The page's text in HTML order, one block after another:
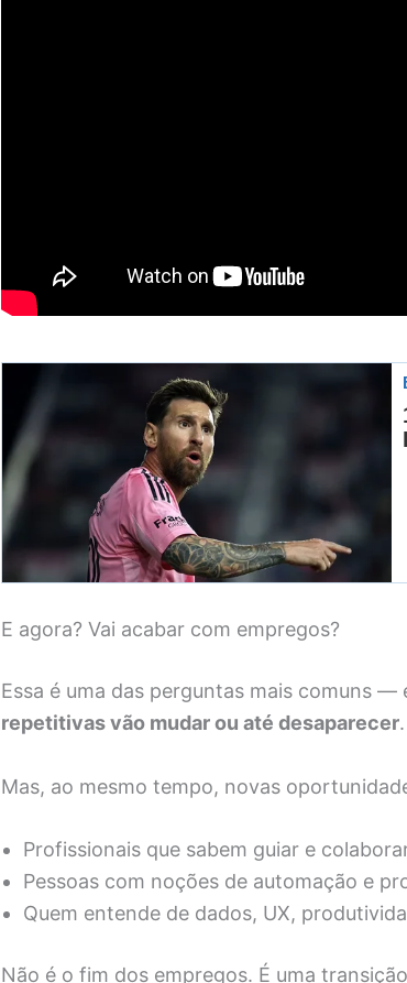
E agora? Vai acabar com empregos?
Essa é uma das perguntas mais comuns —
repetitivas vão mudar ou até desaparecer.
Mas, ao mesmo tempo, novas
Profissionais que sabem guiar e
Pessoas com noções de automação e
Quem entende de dados, UX,
Não é o fim dos empregos. É uma